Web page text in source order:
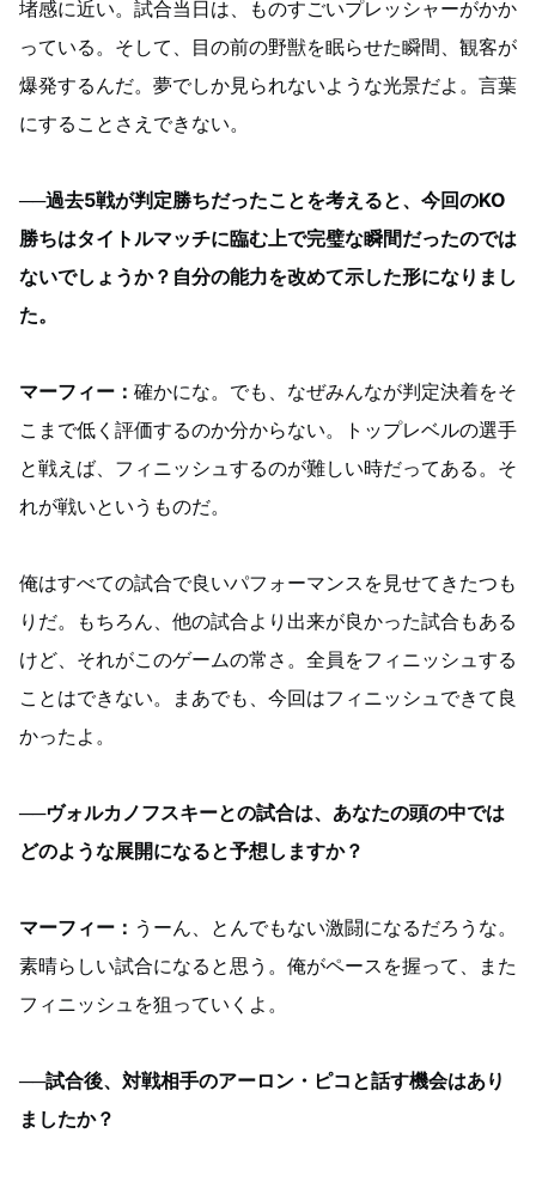
堵感に近い。試合当日は、ものすごいプレッシャーがかか
っている。そして、目の前の野獣を眠らせた瞬間、観客が
爆発するんだ。夢でしか見られないような光景だよ。言葉
にすることさえできない。
──過去5戦が判定勝ちだったことを考えると、今回のKO
勝ちはタイトルマッチに臨む上で完璧な瞬間だったのでは
ないでしょうか？自分の能力を改めて示した形になりまし
た。
マーフィー： 確かにな。でも、なぜみんなが判定決着をそ
こまで低く評価するのか分からない。トップレベルの選手
と戦えば、フィニッシュするのが難しい時だってある。そ
れが戦いというものだ。
俺はすべての試合で良いパフォーマンスを見せてきたつも
りだ。もちろん、他の試合より出来が良かった試合もある
けど、それがこのゲームの常さ。全員をフィニッシュする
ことはできない。まあでも、今回はフィニッシュできて良
かったよ。
──ヴォルカノフスキーとの試合は、あなたの頭の中では
どのような展開になると予想しますか？
マーフィー： うーん、とんでもない激闘になるだろうな。
素晴らしい試合になると思う。俺がペースを握って、また
フィニッシュを狙っていくよ。
──試合後、対戦相手のアーロン・ピコと話す機会はあり
ましたか？